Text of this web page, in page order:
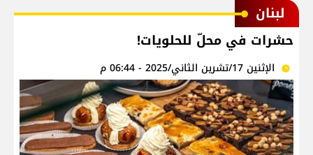
لبنان
حشرات في محلّ للحلويات!
الإثنين 17/تشرين الثاني/2025 - 06:44 م